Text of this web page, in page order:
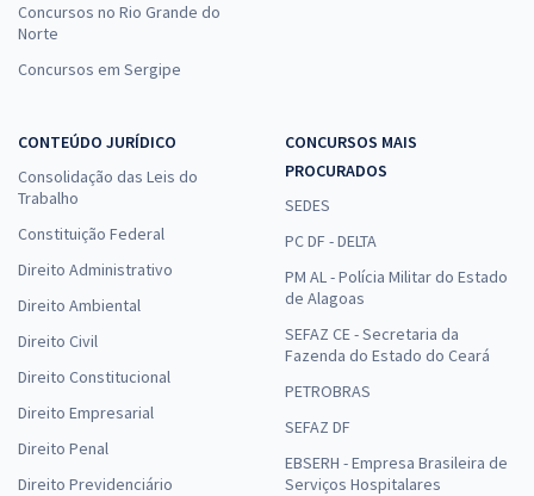
Concursos no Rio Grande do
Norte
Concursos em Sergipe
CONTEÚDO JURÍDICO
Consolidação das Leis do
Trabalho
Constituição Federal
Direito Administrativo
Direito Ambiental
Direito Civil
Direito Constitucional
Direito Empresarial
Direito Penal
Direito Previdenciário
CONCURSOS MAIS
PROCURADOS
SEDES
PC DF - DELTA
PM AL - Polícia Militar do Estado
de Alagoas
SEFAZ CE - Secretaria da
Fazenda do Estado do Ceará
PETROBRAS
SEFAZ DF
EBSERH - Empresa Brasileira de
Serviços Hospitalares